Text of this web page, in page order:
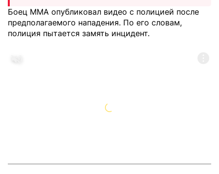
Боец MMA опубликовал видео с полицией после
предполагаемого нападения. По его словам,
полиция пытается замять инцидент.